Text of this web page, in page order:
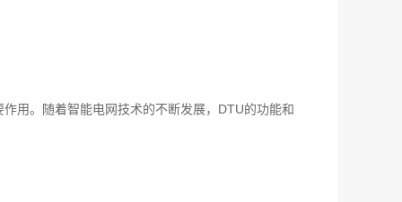
用。随着智能电网技术的不断发展，DTU的功能和